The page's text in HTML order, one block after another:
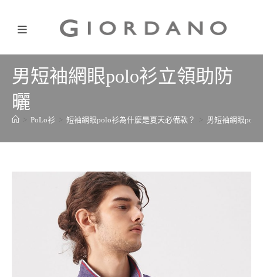
男短袖網眼polo衫立領助防
曬
PoLo衫 短袖網眼polo衫為什麼是夏天必備款？ 男短袖網眼polo